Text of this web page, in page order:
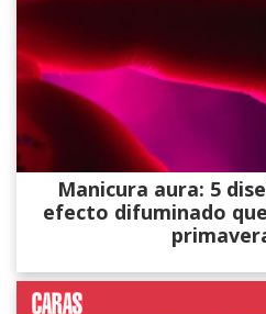
Manicura aura: 5
efecto difuminado